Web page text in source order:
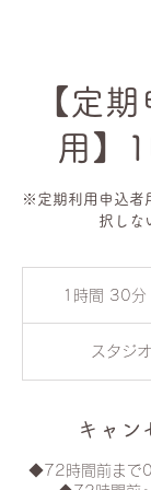
【定
用】
※定期利用申込者
択しな
1時間 30分
スタジ
キャン
◆72時間前まで0